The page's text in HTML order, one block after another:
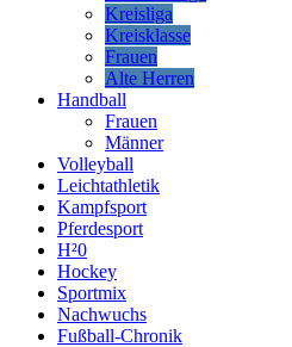
Kreisliga
Kreisklasse
Frauen
Alte Herren
Handball
Frauen
Männer
Volleyball
Leichtathletik
Kampfsport
Pferdesport
H²0
Hockey
Sportmix
Nachwuchs
Fußball-Chronik